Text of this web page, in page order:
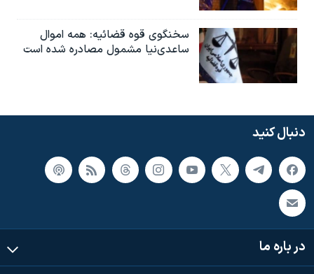
سخنگوی قوه قضائیه: همه اموال
ساعدی‌نیا مشمول مصادره شده است
دنبال کنید
در باره ما